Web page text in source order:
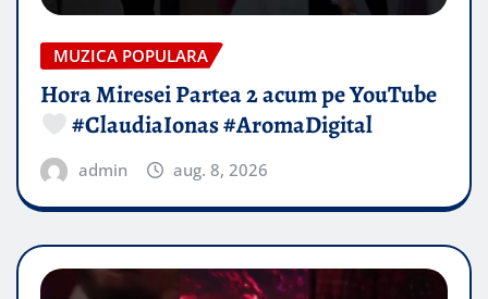
MUZICA POPULARA
Hora Miresei Partea 2 acum pe YouTube
#ClaudiaIonas #AromaDigital
admin aug. 8, 2026